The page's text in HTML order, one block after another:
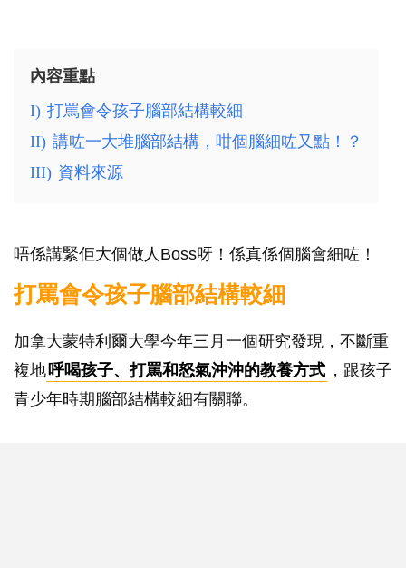
內容重點
I) 打罵會令孩子腦部結構較細
II) 講咗一大堆腦部結構，咁個腦細咗又點！？
III) 資料來源
唔係講緊佢大個做人Boss呀！係真係個腦會細咗！
打罵會令孩子腦部結構較細
加拿大蒙特利爾大學今年三月一個研究發現，不斷重
複地 呼喝孩子、打罵和怒氣沖沖的教養方式 ，跟孩子
青少年時期腦部結構較細有關聯。